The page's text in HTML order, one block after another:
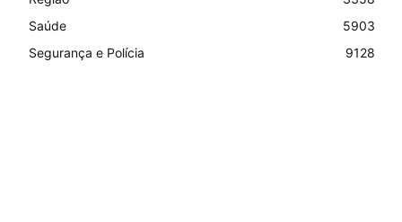
Saúde
5903
Segurança e Polícia
9128